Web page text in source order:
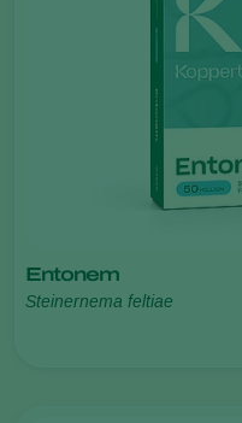
Entonem
Steinernema feltiae